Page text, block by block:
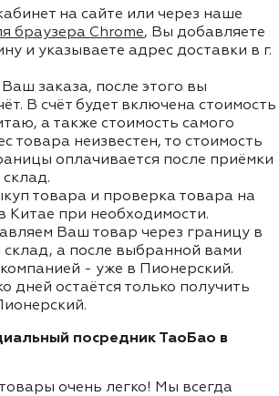
на сайте или через наше
браузера Chrome, Вы добавляете
и указываете адрес доставки в г.
заказа, после этого вы
В счёт будет включена стоимость
а также стоимость самого
товара неизвестен, то стоимость
оплачивается после приёмки
товара и проверка товара на
Китае при необходимости.
Ваш товар через границу в
а после выбранной вами
- уже в Пионерский.
дней остаётся только получить
посредник ТаоБао в
очень легко! Мы всегда